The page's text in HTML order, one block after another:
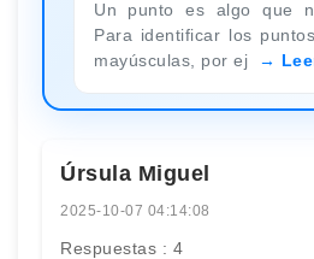
Un punto es algo que
Para identificar los
mayúsculas, por ej
Úrsula Miguel
2025-10-07 04:14:08
Respuestas : 4